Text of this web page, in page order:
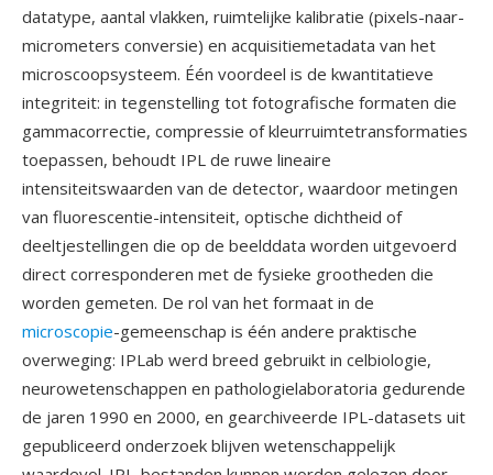
datatype, aantal vlakken, ruimtelijke kalibratie (pixels-naar-
micrometers conversie) en acquisitiemetadata van het
microscoopsysteem. Één voordeel is de kwantitatieve
integriteit: in tegenstelling tot fotografische formaten die
gammacorrectie, compressie of kleurruimtetransformaties
toepassen, behoudt IPL de ruwe lineaire
intensiteitswaarden van de detector, waardoor metingen
van fluorescentie-intensiteit, optische dichtheid of
deeltjestellingen die op de beelddata worden uitgevoerd
direct corresponderen met de fysieke grootheden die
worden gemeten. De rol van het formaat in de
microscopie-gemeenschap is één andere praktische
overweging: IPLab werd breed gebruikt in celbiologie,
neurowetenschappen en pathologielaboratoria gedurende
de jaren 1990 en 2000, en gearchiveerde IPL-datasets uit
gepubliceerd onderzoek blijven wetenschappelijk